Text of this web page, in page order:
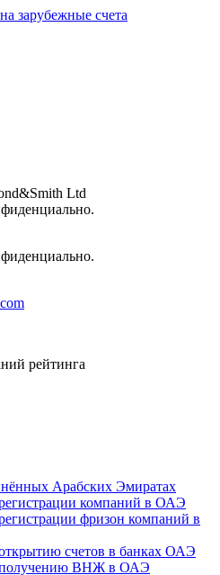
Ltd
рейтинга
Арабских Эмиратах
компаний в ОАЭ
фризон компаний в
счетов в банках ОАЭ
получению ВНЖ в ОАЭ